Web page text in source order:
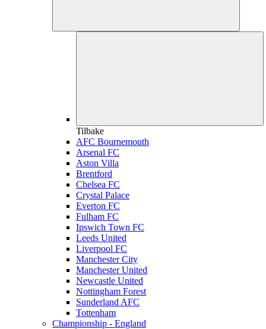
Tilbake
AFC Bournemouth
Arsenal FC
Aston Villa
Brentford
Chelsea FC
Crystal Palace
Everton FC
Fulham FC
Ipswich Town FC
Leeds United
Liverpool FC
Manchester City
Manchester United
Newcastle United
Nottingham Forest
Sunderland AFC
Tottenham
Championship - England